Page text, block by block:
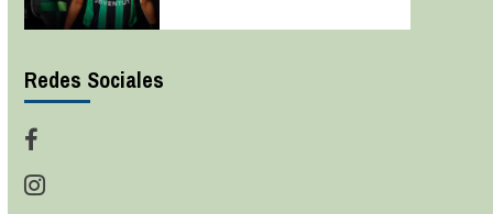
Redes Sociales